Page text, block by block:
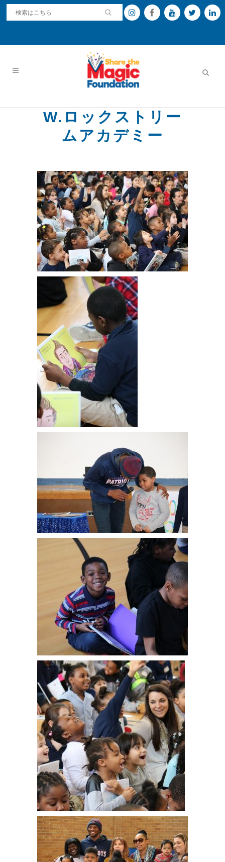
W.ロックストリー
ムアカデミー